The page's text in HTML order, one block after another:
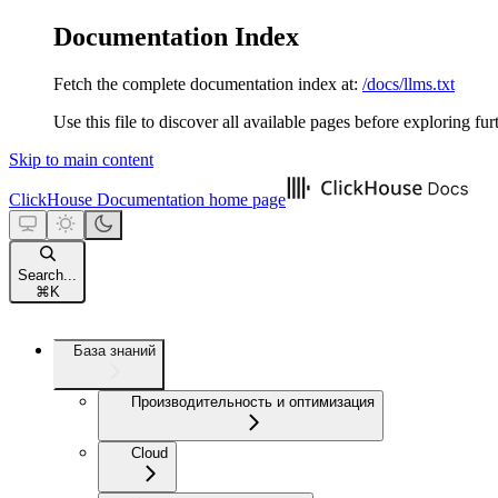
Documentation Index
Fetch the complete documentation index at: /docs/llms.txt
Use this file to discover all available pages before exploring
Skip to main content
ClickHouse Documentation home page
Search...
⌘ K
База знаний
Производительность и оптимизация
Cloud